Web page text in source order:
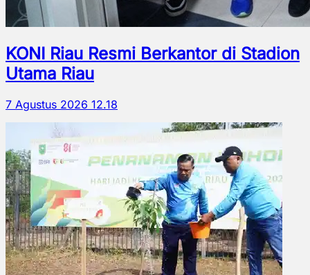
KONI Riau Resmi Berkantor di Stadion
Utama Riau
7 Agustus 2026 12.18